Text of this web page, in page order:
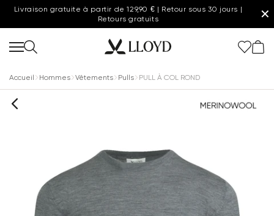
Livraison gratuite à partir de 129,90 € | Retour sous 30 jours |
Retours gratuits
✕
Accueil Hommes Vêtements Pulls PULL À COL ROND